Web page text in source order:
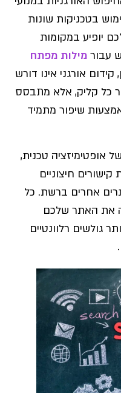
בטכניקות שונות
יופיע במקומות
עבור מילות מפתח
קידום אורגני אינו דורש
כל קליק, אלא מתבסס
שיפור מתמיד
אופטימיזציה טכנית,
קישורים חיצוניים
אחרים ברשת. כל
את האתר שלכם
גולשים רלוונטיים